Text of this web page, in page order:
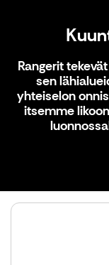
Rangerit
sen
yhteiselon
itsemme